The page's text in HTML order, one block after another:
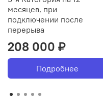
месяцев, при
подключении после
перерыва
208 000 ₽
Подробнее